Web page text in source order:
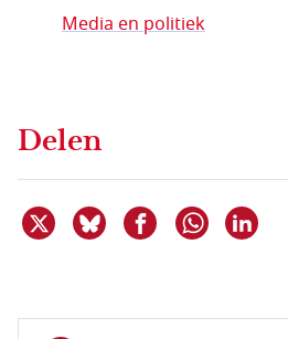
Media en politiek
Delen
Deel dit item op X
Deel dit item op
Deel dit item
Delen via